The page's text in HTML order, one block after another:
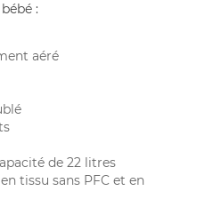
:
aéré
de 22 litres
tissu sans PFC et en